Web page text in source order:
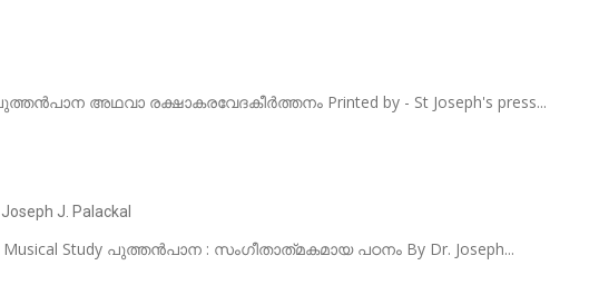
പുത്തൻപാന അഥവാ രക്ഷാകരവേദകീർത്തനം Printed by - St Joseph's press...
J. Palackal
A Musical Study പുത്തൻപാന : സംഗീതാത്‌മകമായ പഠനം By Dr. Joseph...